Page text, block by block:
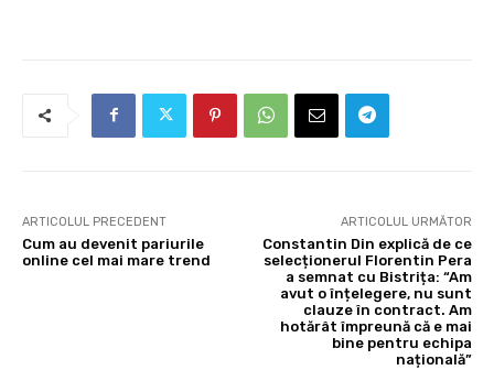
ARTICOLUL PRECEDENT
Cum au devenit pariurile
online cel mai mare trend
ARTICOLUL URMĂTOR
Constantin Din explică de ce
selecționerul Florentin Pera
a semnat cu Bistrița: “Am
avut o înțelegere, nu sunt
clauze în contract. Am
hotărât împreună că e mai
bine pentru echipa
națională”